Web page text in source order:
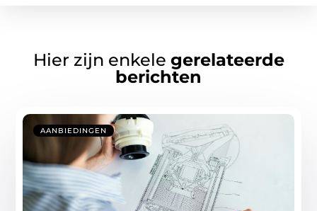
Hier zijn enkele gerelateerde
berichten
AANBIEDINGEN